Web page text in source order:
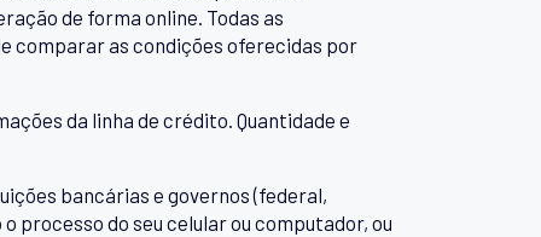
de forma online. Todas as
comparar as condições oferecidas por
da linha de crédito. Quantidade e
bancárias e governos (federal,
processo do seu celular ou computador, ou